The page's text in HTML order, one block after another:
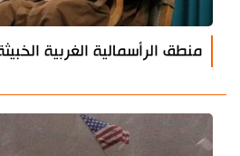
منطق الرأسمالية الغربية